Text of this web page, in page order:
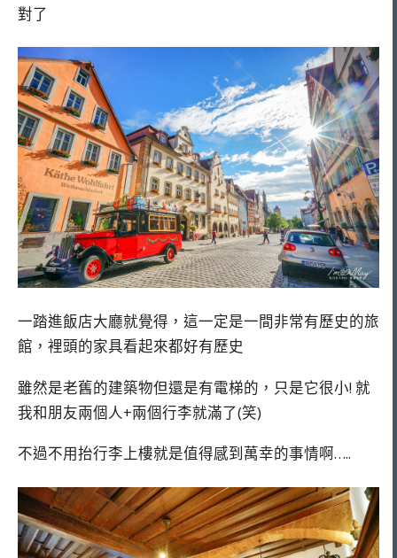
對了
一踏進飯店大廳就覺得，這一定是一間非常有歷史的旅
館，裡頭的家具看起來都好有歷史
雖然是老舊的建築物但還是有電梯的，只是它很小! 就
我和朋友兩個人+兩個行李就滿了(笑)
不過不用抬行李上樓就是值得感到萬幸的事情啊…..